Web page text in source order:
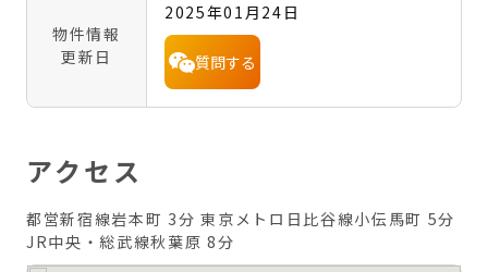
物件情報
更新日
2025年01月24日
質問する
アクセス
都営新宿線岩本町 3分 東京メトロ日比谷線小伝馬町 5分
JR中央・総武線秋葉原 8分